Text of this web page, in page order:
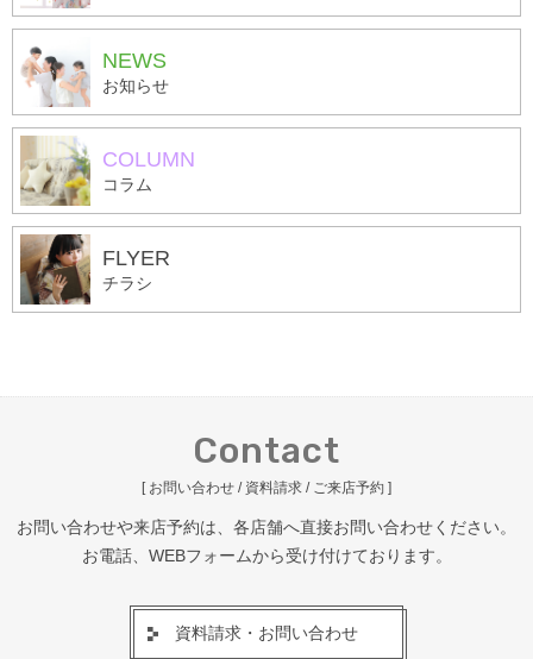
NEWS
お知らせ
COLUMN
コラム
FLYER
チラシ
Contact
[ お問い合わせ / 資料請求 / ご来店予約 ]
お問い合わせや来店予約は、各店舗へ直接お問い合わせください。
お電話、WEBフォームから受け付けております。
資料請求・お問い合わせ